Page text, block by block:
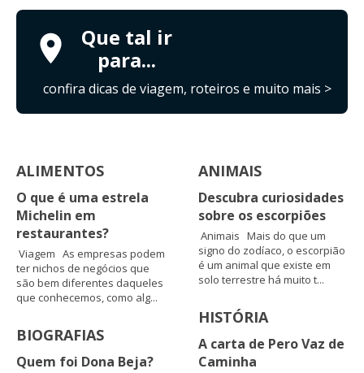
Que tal ir
para...
confira dicas de viagem, roteiros e muito mais >
ALIMENTOS
O que é uma estrela
Michelin em
restaurantes?
Viagem As empresas podem
ter nichos de negócios que
são bem diferentes daqueles
que conhecemos, como alg...
BIOGRAFIAS
Quem foi Dona Beja?
ANIMAIS
Descubra curiosidades
sobre os escorpiões
Animais Mais do que um
signo do zodíaco, o escorpião
é um animal que existe em
solo terrestre há muito t...
HISTÓRIA
A carta de Pero Vaz de
Caminha